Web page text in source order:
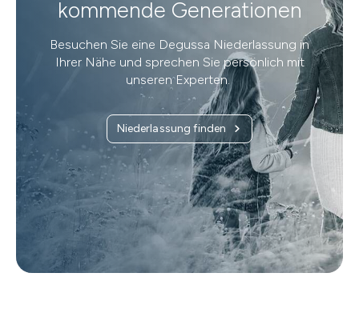
kommende Generationen
Besuchen Sie eine Degussa Niederlassung in
Ihrer Nähe und sprechen Sie persönlich mit
unseren Experten.
Niederlassung finden